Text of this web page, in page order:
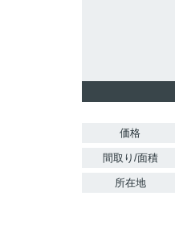
価格
間取り/面積
所在地